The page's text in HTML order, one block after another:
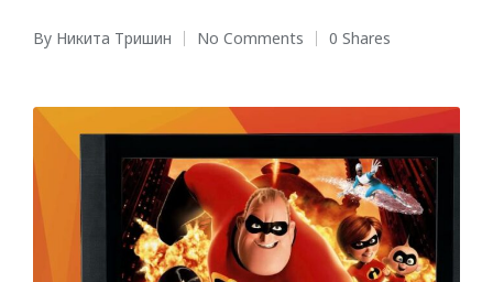
Posted
By Никита Тришин No Comments 0 Shares